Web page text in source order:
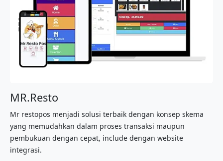
MR.Resto
Mr restopos menjadi solusi terbaik dengan konsep skema
yang memudahkan dalam proses transaksi maupun
pembukuan dengan cepat, include dengan website
integrasi.